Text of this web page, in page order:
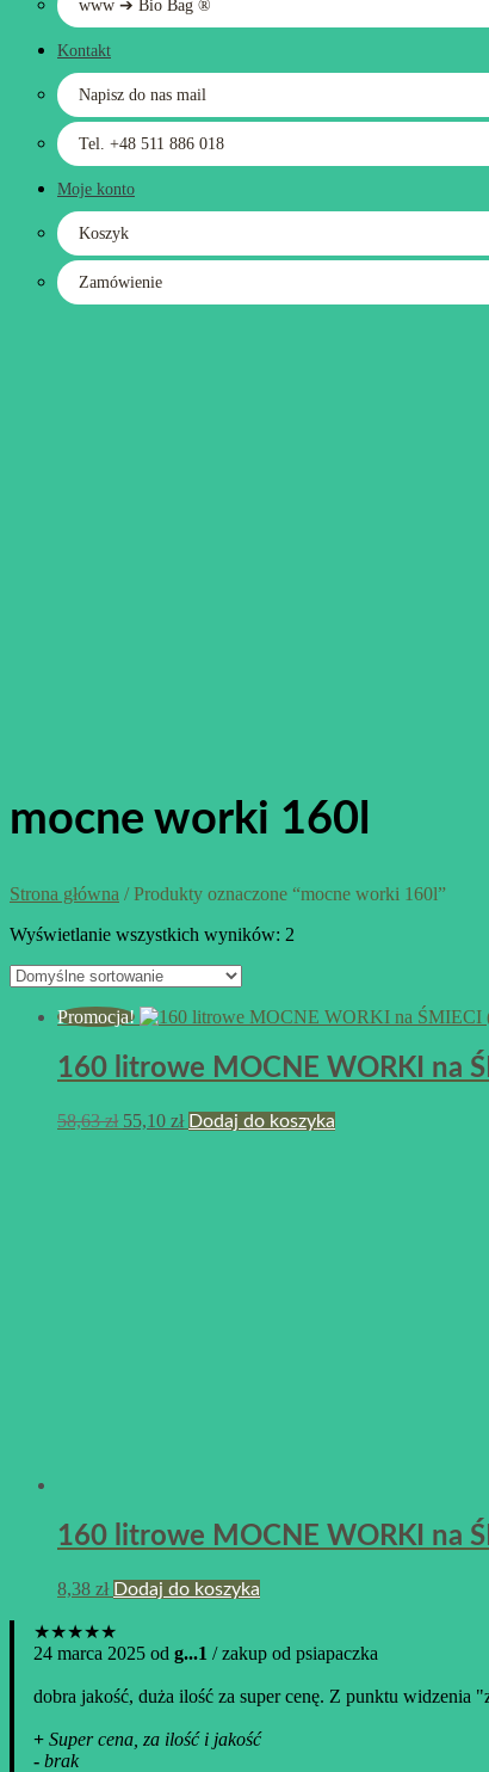
www ➔ Bio Bag ®
Kontakt
Napisz do nas mail
Tel. +48 511 886 018
Moje konto
Koszyk
Zamówienie
mocne worki 160l
Strona główna / Produkty oznaczone “mocne worki 160l”
Wyświetlanie wszystkich wyników: 2
Promocja!
160 litrowe MOCNE WORKI na
58,63zł 55,10 zł Dodaj do koszyka
160 litrowe MOCNE WORKI na
8,38 zł Dodaj do koszyka
★★★★★
24 marca 2025 od g...1 / zakup od psiapaczka
dobra jakość, duża ilość za super cenę. Z punktu widzenia
+ Super cena, za ilość i jakość
- brak